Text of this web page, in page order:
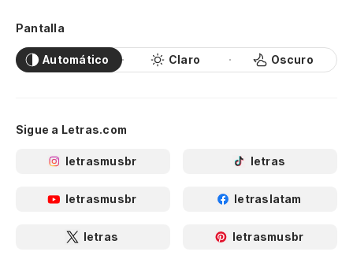
Pantalla
Automático Claro Oscuro
Sigue a Letras.com
letrasmusbr letras
letrasmusbr letraslatam
letras letrasmusbr